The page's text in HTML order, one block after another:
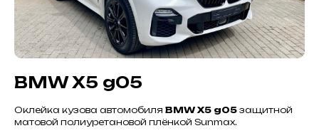
BMW X5 g05
Оклейка кузова автомобиля BMW X5 g05 защитной
матовой полиуретановой плёнкой Sunmax.